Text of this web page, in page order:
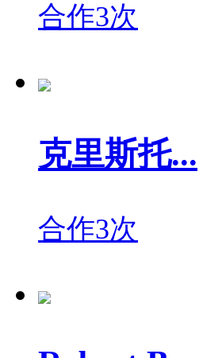
合作3次
克里斯托...
合作3次